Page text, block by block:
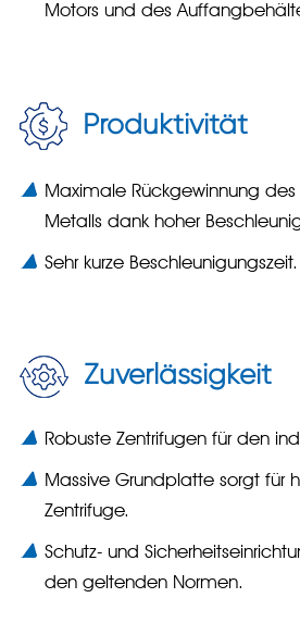
Motors und des
Produktivität
Maximale Rückgewinnung
Metalls dank hoher
Sehr kurze Beschleunigungszeit.
Zuverlässigkeit
Robuste Zentrifugen für den
Massive Grundplatte sorgt für
Zentrifuge.
Schutz- und
den geltenden Normen.